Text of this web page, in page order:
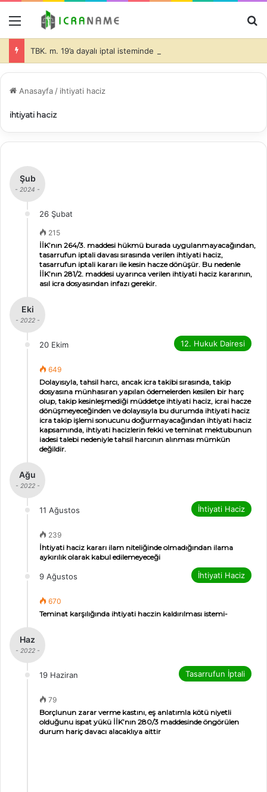
Menü
Anasayfa/ ihtiyati haciz
ihtiyati haciz
Şub
- 2024 -
26 Şubat
215
İİK’nın 264/3. maddesi hükmü burada uygulanmayacağından,
tasarrufun iptali davası sırasında verilen ihtiyati haciz,
tasarrufun iptali kararı ile kesin hacze dönüşür. Bu nedenle
İİK’nın 281/2. maddesi uyarınca verilen ihtiyati haciz kararının,
asıl icra dosyasından infazı gerekir.
Eki
- 2022 -
20 Ekim 12. Hukuk Dairesi
649
Dolayısıyla, tahsil harcı, ancak icra takibi sırasında, takip
dosyasına münhasıran yapılan ödemelerden kesilen bir harç
olup, takip kesinleşmediği müddetçe ihtiyati haciz, icrai hacze
dönüşmeyeceğinden ve dolayısıyla bu durumda ihtiyati haciz
icra takip işlemi sonucunu doğurmayacağından ihtiyati haciz
kapsamında, ihtiyati hacizlerin fekki ve teminat mektubunun
iadesi talebi nedeniyle tahsil harcının alınması mümkün
değildir.
Ağu
- 2022 -
11 Ağustos İhtiyati Haciz
239
İhtiyati haciz kararı ilam niteliğinde olmadığından ilama
aykırılık olarak kabul edilemeyeceği
9 Ağustos İhtiyati Haciz
670
Teminat karşılığında ihtiyati haczin kaldırılması istemi-
Haz
- 2022 -
19 Haziran Tasarrufun İptali
79
Borçlunun zarar verme kastını, eş anlatımla kötü niyetli
olduğunu ispat yükü İİK’nın 280/3 maddesinde öngörülen
durum hariç davacı alacaklıya aittir